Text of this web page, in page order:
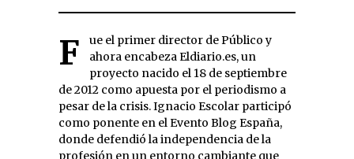
Fue el primer director de Público y
ahora encabeza Eldiario.es, un
proyecto nacido el 18 de septiembre
de 2012 como apuesta por el periodismo a
pesar de la crisis. Ignacio Escolar participó
como ponente en el Evento Blog España,
donde defendió la independencia de la
profesión en un entorno cambiante que